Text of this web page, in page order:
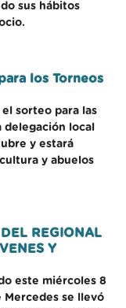
sus hábitos
los Torneos
el sorteo para las
delegación local
y estará
y abuelos
DEL REGIONAL
Y
este miércoles 8
se llevó